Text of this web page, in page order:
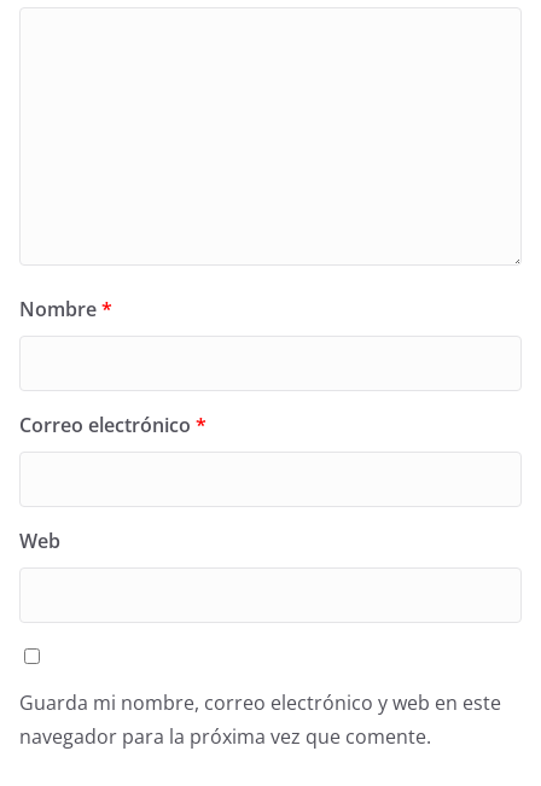
Nombre*
Correo electrónico *
Web
Guarda mi nombre, correo electrónico y web en este
navegador para la próxima vez que comente.